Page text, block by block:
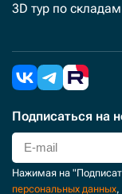
3D тур по складам
Подписаться на
Нажимая на
персональных данных,